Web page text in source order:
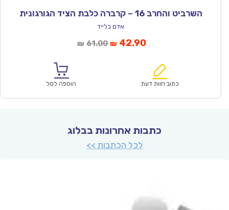
השרביט והחרב 16 – קרברה כלבת הציד הגורגונית
אדם בלייד
₪ 61.00המחיר
₪61.00.
₪ 42.90המחיר
הוא:
כתוב חוות דעת הוספה לסל
כתבות אחרונות בבלוג
לכל הכתבות >>